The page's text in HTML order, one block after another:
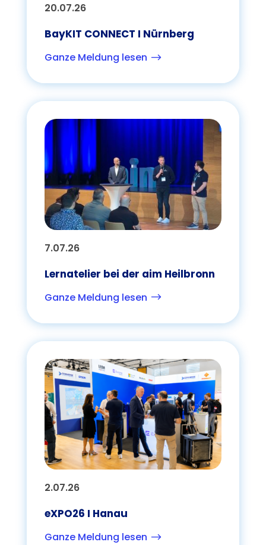
20.07.26
BayKIT CONNECT I Nürnberg
Ganze Meldung lesen $
7.07.26
Lernatelier bei der aim Heilbronn
Ganze Meldung lesen $
2.07.26
eXPO26 I Hanau
Ganze Meldung lesen $